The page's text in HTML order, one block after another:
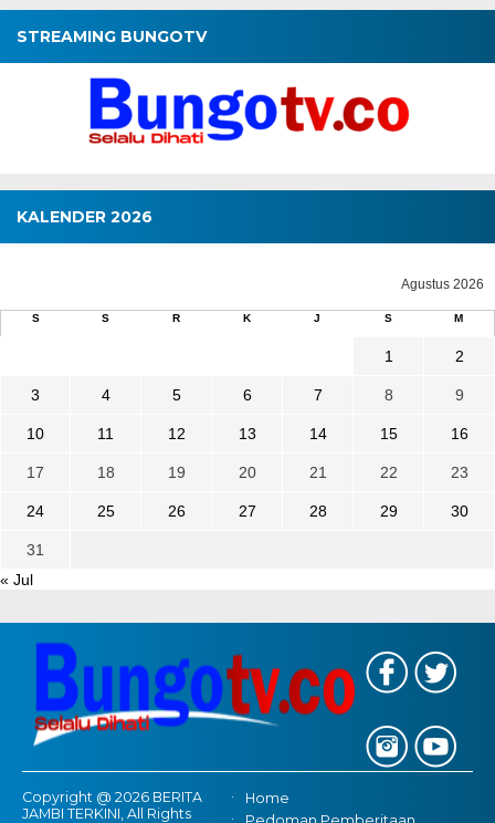
STREAMING BUNGOTV
KALENDER 2026
Agustus 2026
S S R K J S M
1 2
3 4 5 6 7 8 9
10 11 12 13 14 15 16
17 18 19 20 21 22 23
24 25 26 27 28 29 30
31
« Jul
Copyright @ 2026 BERITA
JAMBI TERKINI, All Rights
Home